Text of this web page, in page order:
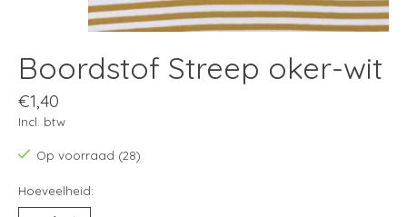
Boordstof Streep oker-wit
€1,40
Incl. btw
Op voorraad (28)
Hoeveelheid: